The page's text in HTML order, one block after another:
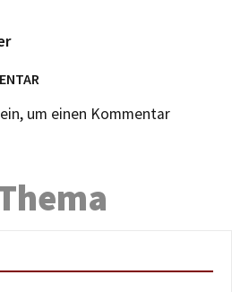
um einen Kommentar